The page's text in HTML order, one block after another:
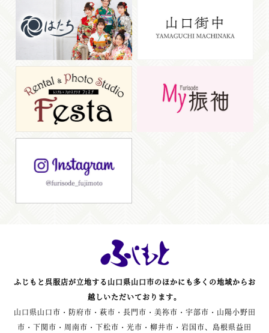
ふじもと呉服店が立地する山口県山口市のほかにも多くの地域からお
越しいただいております。
山口県山口市・防府市・萩市・長門市・美祢市・宇部市・山陽小野田
市・下関市・周南市・下松市・光市・柳井市・岩国市、島根県益田